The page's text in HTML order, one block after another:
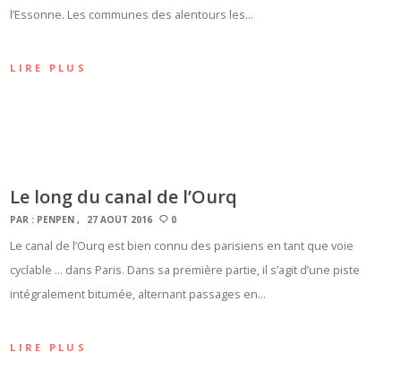
l’Essonne. Les communes des alentours les…
LIRE PLUS
Le long du canal de l’Ourq
PAR : PENPEN 27 AOÛT 2016 0
Le canal de l’Ourq est bien connu des parisiens en tant que voie
cyclable … dans Paris. Dans sa première partie, il s’agit d’une piste
intégralement bitumée, alternant passages en…
LIRE PLUS